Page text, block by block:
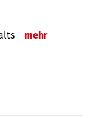
mehr